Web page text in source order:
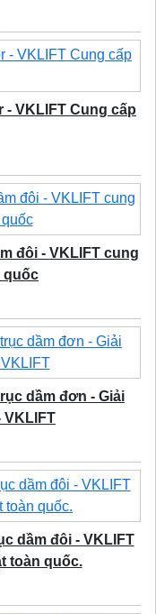
VKLIFT Cung cấp
đôi - VKLIFT cung
quốc
dầm đơn - Giải
VKLIFT
dầm đôi - VKLIFT
toàn quốc.